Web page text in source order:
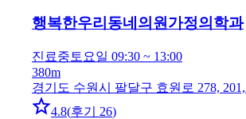
행복한우리동네의원 가정의학과
진료중 토요일 09:30 ~ 13:00
380m
경기도 수원시 팔달구 효원로 278,
4.8(후기 26)